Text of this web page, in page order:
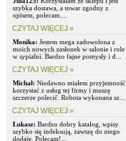
szybka dostawa, a towar zgodny z
opisem, polecam....
CZYTAJ WIĘCEJ »
Monika: Jestem mega zadowolona z
moich nowych zasłonek w salonie i role
w sypialni. Bardzo fajne pomysły i d...
CZYTAJ WIĘCEJ »
Michał: Niedawno miałem przyjemność
korzystać z usług tej firmy i muszę
szczerze polecić. Robota wykonana sz...
CZYTAJ WIĘCEJ »
Łukasz: Bardzo dobry katalog, wpisy
szybko się indeksują, zawszę do niego
dodaję. Polecam!...